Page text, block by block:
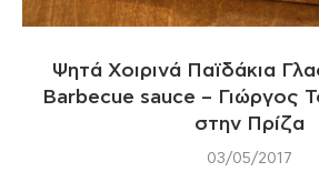
Ψητά Χοιρινά Παϊδάκια
Barbecue sauce – Γιώργος
στην Πρίζα
03/05/2017